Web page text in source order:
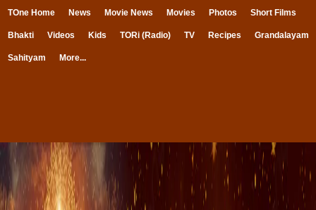
TOne Home News Movie News Movies Photos Short Films
Bhakti Videos Kids TORi (Radio) TV Recipes Grandalayam
Sahityam More...